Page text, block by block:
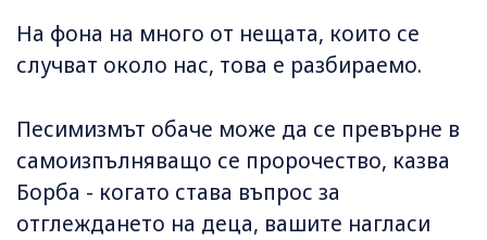
На фона на много от нещата, които се
случват около нас, това е разбираемо.
Песимизмът обаче може да се превърне в
самоизпълняващо се пророчество, казва
Борба - когато става въпрос за
отглеждането на деца, вашите нагласи